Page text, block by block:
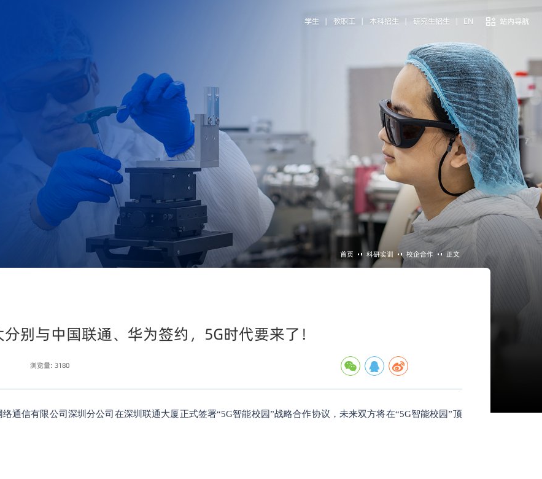
学生 | 教职工 | 本科招生 | 研究生招生 | EN 站内导航
首页 科研实训 校企合作 正文
别与中国联通、华为签约，5G时代要来了！
浏览量:3180
通信有限公司深圳分公司在深圳联通大厦正式签署“5G智能校园”战略合作协议，未来双方将在“5G智能校园”顶